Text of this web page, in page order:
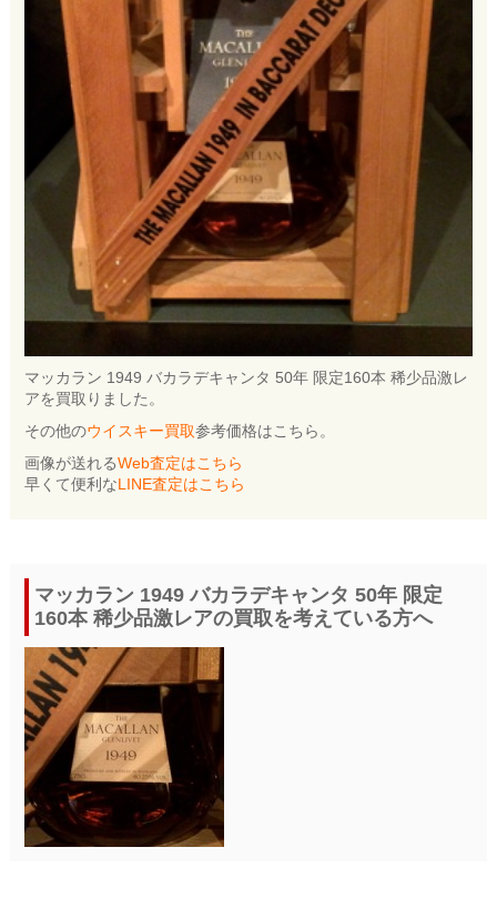
マッカラン 1949 バカラデキャンタ 50年 限定160本 稀少品激レ
アを買取りました。
その他のウイスキー買取参考価格はこちら。
画像が送れるWeb査定はこちら
早くて便利なLINE査定はこちら
マッカラン 1949 バカラデキャンタ 50年 限定
160本 稀少品激レアの買取を考えている方へ